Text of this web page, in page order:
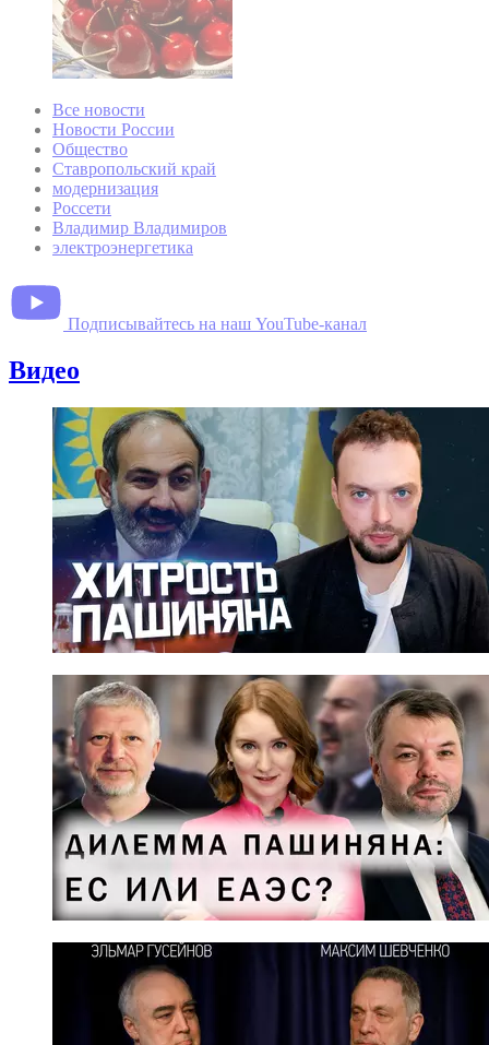
Все новости
Новости России
Общество
Ставропольский край
модернизация
Россети
Владимир Владимиров
электроэнергетика
Подписывайтесь на наш YouTube-канал
Видео